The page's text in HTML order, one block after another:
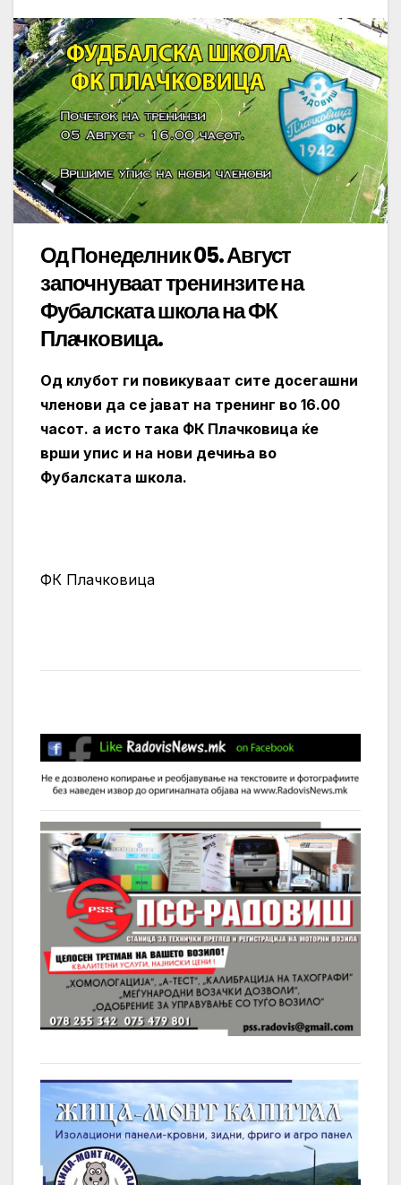
Од Понеделник 05. Август
започнуваат тренинзите на
Фубалската школа на ФК
Плачковица.
Од клубот ги повикуваат сите досегашни
членови да се јават на тренинг во 16.00
часот. а исто така ФК Плачковица ќе
врши упис и на нови дечиња во
Фубалската школа.
ФК Плачковица